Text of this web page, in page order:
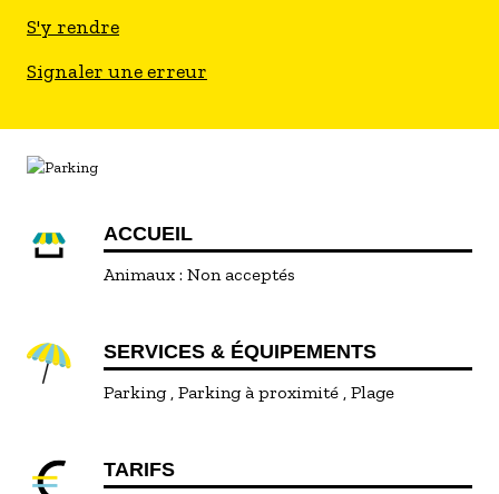
disponibles à l'office de tourisme de Peyrolles).
S'y rendre
Signaler une erreur
ACCUEIL
Animaux : Non acceptés
SERVICES & ÉQUIPEMENTS
Parking Parking à proximité Plage
TARIFS